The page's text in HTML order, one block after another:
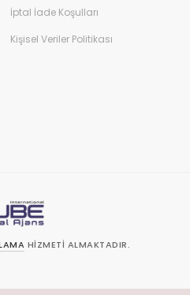
İptal İade Koşulları
Kişisel Veriler Politikası
HIZMETI ALMAKTADIR.